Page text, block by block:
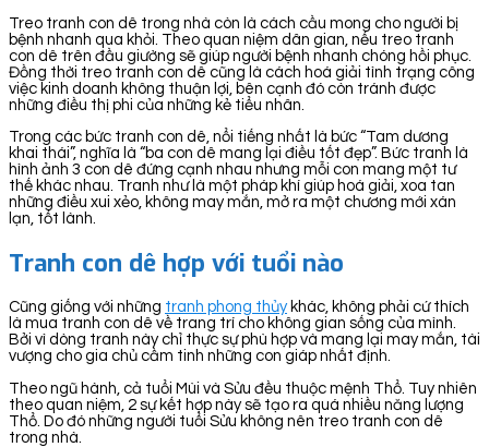
Treo tranh con dê trong nhà còn là cách cầu mong cho người bị
bệnh nhanh qua khỏi. Theo quan niệm dân gian, nếu treo tranh
con dê trên đầu giường sẽ giúp người bệnh nhanh chóng hồi phục.
Đồng thời treo tranh con dê cũng là cách hoá giải tình trạng công
việc kinh doanh không thuận lợi, bên cạnh đó còn tránh được
những điều thị phi của những kẻ tiểu nhân.
Trong các bức tranh con dê, nổi tiếng nhất là bức “Tam dương
khai thái”, nghĩa là “ba con dê mang lại điều tốt đẹp”. Bức tranh là
hình ảnh 3 con dê đứng cạnh nhau nhưng mỗi con mang một tư
thế khác nhau. Tranh như là một pháp khí giúp hoá giải, xoa tan
những điều xui xẻo, không may mắn, mở ra một chương mới xán
lạn, tốt lành.
Tranh con dê hợp với tuổi nào
Cũng giống với những tranh phong thủy khác, không phải cứ thích
là mua tranh con dê về trang trí cho không gian sống của mình.
Bởi vì dòng tranh này chỉ thực sự phù hợp và mang lại may mắn, tài
vượng cho gia chủ cầm tinh những con giáp nhất định.
Theo ngũ hành, cả tuổi Mùi và Sửu đều thuộc mệnh Thổ. Tuy nhiên
theo quan niệm, 2 sự kết hợp này sẽ tạo ra quá nhiều năng lượng
Thổ. Do đó những người tuổi Sửu không nên treo tranh con dê
trong nhà.